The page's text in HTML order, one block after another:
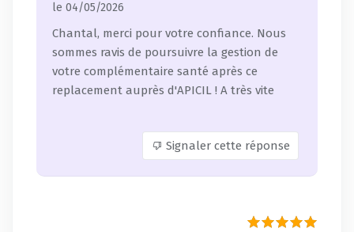
le 04/05/2026
Chantal, merci pour votre confiance. Nous
sommes ravis de poursuivre la gestion de
votre complémentaire santé après ce
replacement auprès d'APICIL ! A très vite
Signaler cette réponse